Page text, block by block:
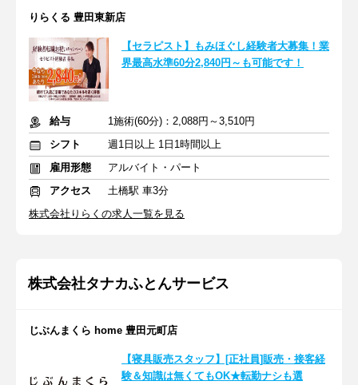
りらくる 豊田東新店
【セラピスト】もみほぐし経験者大募集！業
界最高水準60分2,840円～も可能です！
給与
1施術(60分)：2,088円～3,510円
シフト
週1日以上 1日1時間以上
雇用形態
アルバイト・パート
アクセス
土橋駅 車3分
株式会社りらくの求人一覧を見る
株式会社タナカふとんサービス
じぶんまくら home 豊田元町店
【寝具販売スタッフ】[正社員]販売・接客経
験＆知識は無くてもOK★転勤ナシも選